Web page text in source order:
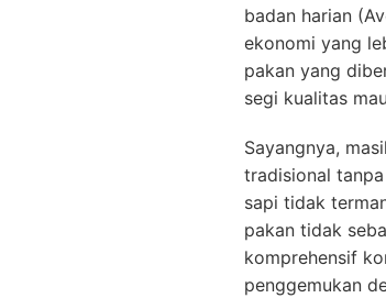
badan harian
ekonomi yang
pakan yang
segi kualitas
Sayangnya,
tradisional
sapi tidak
pakan tidak
komprehensif
penggemukan